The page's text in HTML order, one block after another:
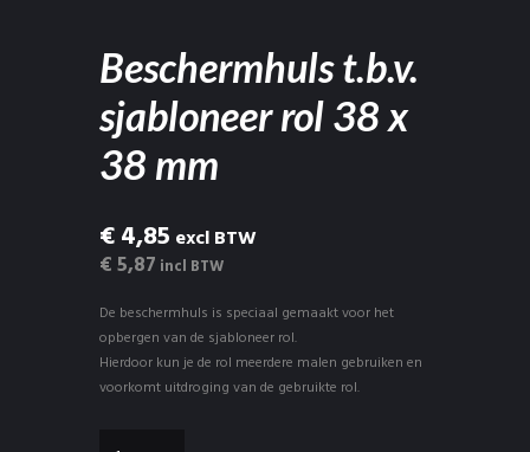
Beschermhuls t.b.v.
sjabloneer rol 38 x
38 mm
€ 4,85 excl BTW
€ 5,87 incl BTW
De beschermhuls is speciaal gemaakt voor het
opbergen van de sjabloneer rol.
Hierdoor kun je de rol meerdere malen gebruiken en
voorkomt uitdroging van de gebruikte rol.